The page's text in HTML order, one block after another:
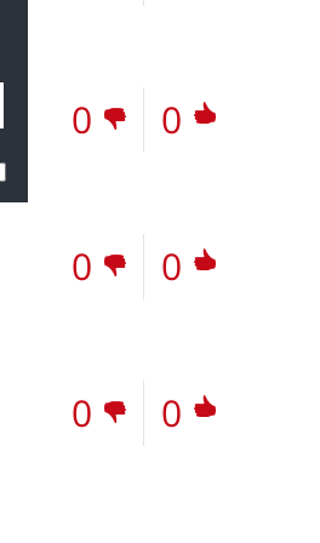
0
0
0
0
0
0